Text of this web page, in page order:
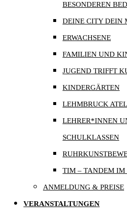
BESONDEREN
DEINE CITY DEIN
ERWACHSENE
FAMILIEN UND
JUGEND TRIFFT
KINDERGÄRTEN
LEHMBRUCK
LEHRER*INNEN
SCHULKLASSEN
TIM – TANDEM IM
ANMELDUNG & PREISE
VERANSTALTUNGEN